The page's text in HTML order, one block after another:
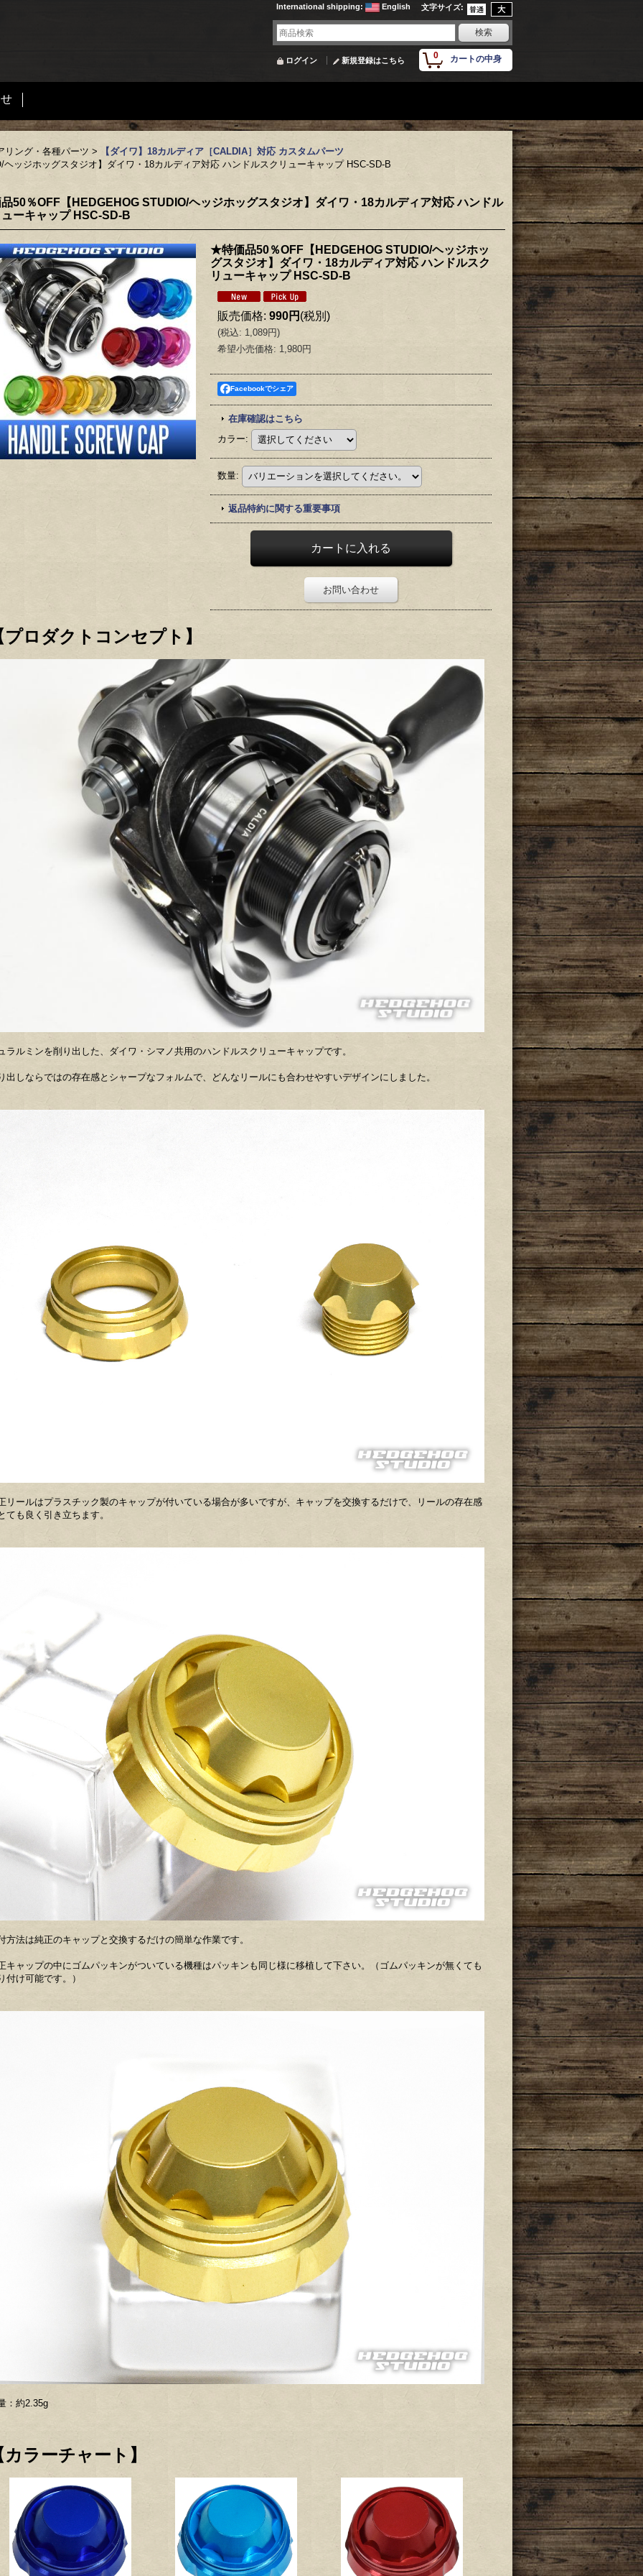
文字サイズ:
International shipping: English
0 カートの中身
ログイン 新規登録はこちら
リング・各種パーツ >
【ダイワ】18カルディア［CALDIA］対応 カスタムパーツ
ッジホッグスタジオ】ダイワ・18カルディア対応 ハンドルスクリューキャップ HSC-SD-B
50％OFF【HEDGEHOG STUDIO/ヘッジホッグスタジオ】ダイワ・18カルディア対応 ハンドル
ーキャップ HSC-SD-B
★特価品50％OFF【HEDGEHOG STUDIO/ヘッジホッ
グスタジオ】ダイワ・18カルディア対応 ハンドルスク
リューキャップ HSC-SD-B
販売価格: 990円 (税別)
(税込: 1,089円)
希望小売価格: 1,980円
Facebookでシェア
在庫確認はこちら
カラー:
数量:
返品特約に関する重要事項
お問い合わせ
プロダクトコンセプト】
ラルミンを削り出した、ダイワ・シマノ共用のハンドルスクリューキャップです。
出しならではの存在感とシャープなフォルムで、どんなリールにも合わせやすいデザインにしました。
リールはプラスチック製のキャップが付いている場合が多いですが、キャップを交換するだけで、リールの存在感
ても良く引き立ちます。
方法は純正のキャップと交換するだけの簡単な作業です。
キャップの中にゴムパッキンがついている機種はパッキンも同じ様に移植して下さい。（ゴムパッキンが無くても
付け可能です。）
：約2.35g
カラーチャート】